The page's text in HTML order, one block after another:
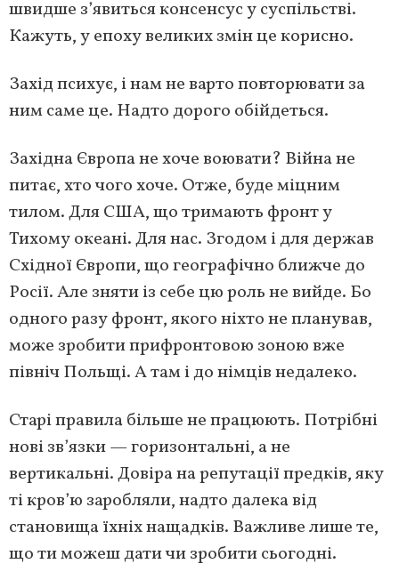
швидше з’явиться консенсус у суспільстві.
Кажуть, у епоху великих змін це корисно.
Захід психує, і нам не варто повторювати за
ним саме це. Надто дорого обійдеться.
Західна Європа не хоче воювати? Війна не
питає, хто чого хоче. Отже, буде міцним
тилом. Для США, що тримають фронт у
Тихому океані. Для нас. Згодом і для держав
Східної Європи, що географічно ближче до
Росії. Але зняти із себе цю роль не вийде. Бо
одного разу фронт, якого ніхто не планував,
може зробити прифронтовою зоною вже
північ Польщі. А там і до німців недалеко.
Старі правила більше не працюють. Потрібні
нові зв’язки — горизонтальні, а не
вертикальні. Довіра на репутації предків, яку
ті кров’ю заробляли, надто далека від
становища їхніх нащадків. Важливе лише те,
що ти можеш дати чи зробити сьогодні.